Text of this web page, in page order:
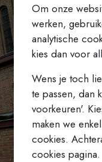
Om onze
werken,
analytische
kies dan voor
Wens je toch
te passen, dan
voorkeuren'.
maken we
cookies.
cookies pagina.